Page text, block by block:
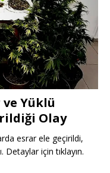
Yüklü
Olay
esrar ele geçirildi,
için tıklayın.